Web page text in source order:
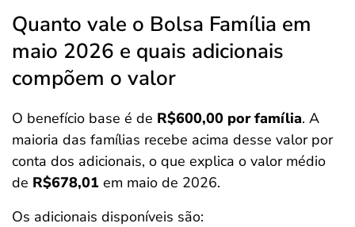
Quanto vale o Bolsa Família em
maio 2026 e quais adicionais
compõem o valor
O benefício base é de R$600,00 por família. A
maioria das famílias recebe acima desse valor por
conta dos adicionais, o que explica o valor médio
de R$678,01 em maio de 2026.
Os adicionais disponíveis são: